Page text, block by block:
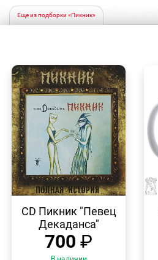
Еще из подборки «Пикник»
ПРОСМОТР
CD Пикник "Певец
Декаданса"
700 ₽